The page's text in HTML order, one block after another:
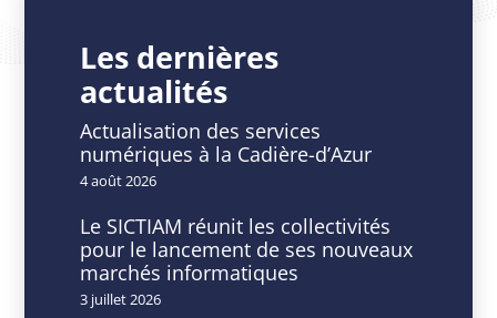
NET
RH
Module
Paie
Les dernières
actualités
Actualisation des services
numériques à la Cadière-d’Azur
4 août 2026
Le SICTIAM réunit les collectivités
pour le lancement de ses nouveaux
marchés informatiques
3 juillet 2026